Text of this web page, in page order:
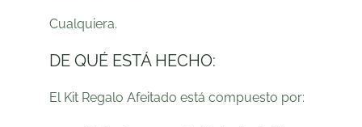
Cualquiera.
DE QUÉ ESTÁ HECHO:
El Kit Regalo Afeitado está compuesto por: